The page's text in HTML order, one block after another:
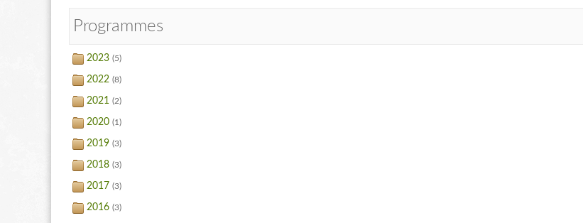
Programmes
2023 (5)
2022 (8)
2021 (2)
2020 (1)
2019 (3)
2018 (3)
2017 (3)
2016 (3)